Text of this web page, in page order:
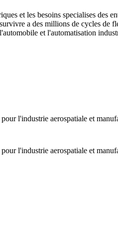
et les besoins specialises des
a des millions de cycles
et l'automatisation
l'industrie aerospatiale et
l'industrie aerospatiale et